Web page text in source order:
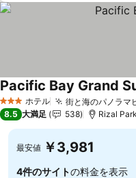
3 ホテルのランク
ホテル 街と海のパノラマ
Pacific Bay Grand
8.5 大満足 538 Rizal
最安値 ￥3,981
4件のサイトの料金を表示